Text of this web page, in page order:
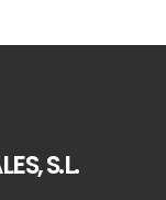
S.L.